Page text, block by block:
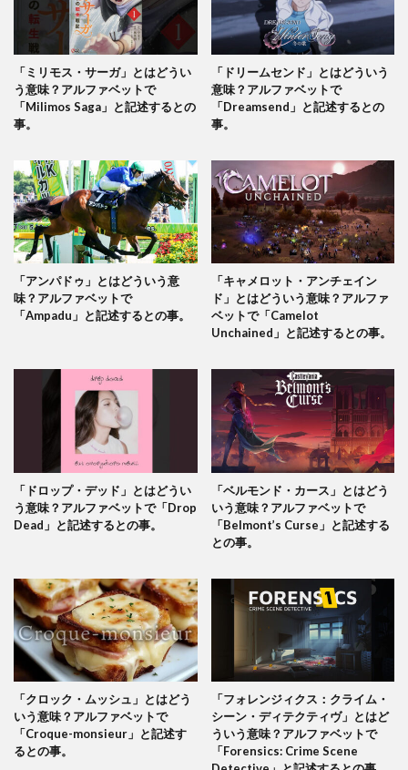
「ミリモス・サーガ」とはどうい
う意味？アルファベットで
「Milimos Saga」と記述するとの
事。
「ドリームセンド」とはどういう
意味？アルファベットで
「Dreamsend」と記述するとの
事。
「アンパドゥ」とはどういう意
味？アルファベットで
「Ampadu」と記述するとの事。
「キャメロット・アンチェイン
ド」とはどういう意味？アルファ
ベットで「Camelot
Unchained」と記述するとの事。
「ドロップ・デッド」とはどうい
う意味？アルファベットで「Drop
Dead」と記述するとの事。
「ベルモンド・カース」とはどう
いう意味？アルファベットで
「Belmont’s Curse」と記述する
との事。
「クロック・ムッシュ」とはどう
いう意味？アルファベットで
「Croque-monsieur」と記述す
るとの事。
「フォレンジィクス：クライム・
シーン・ディテクティヴ」とはど
ういう意味？アルファベットで
「Forensics: Crime Scene